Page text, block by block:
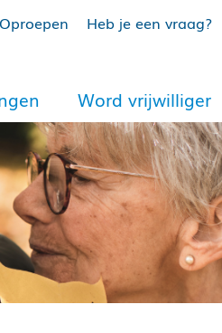
Oproepen Heb je een vraag?
Word vrijwilliger